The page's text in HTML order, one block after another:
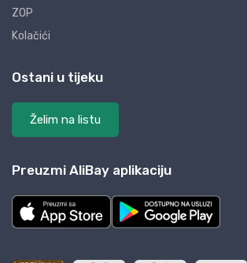
ZOP
Kolačići
Ostani u tijeku
Želim na listu
Preuzmi AliBay aplikaciju